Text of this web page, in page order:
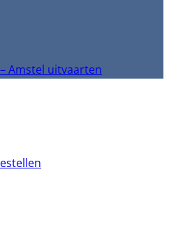
Amstel uitvaarten